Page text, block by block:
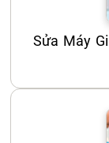
Sửa Máy